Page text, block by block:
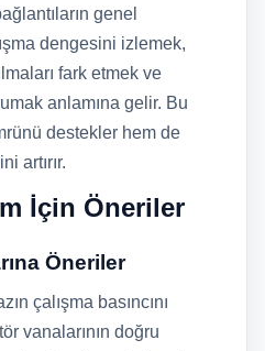
genel
dengesini izlemek,
fark etmek ve
anlamına gelir. Bu
destekler hem de
artırır.
İçin Öneriler
Öneriler
çalışma basıncını
vanalarının doğru